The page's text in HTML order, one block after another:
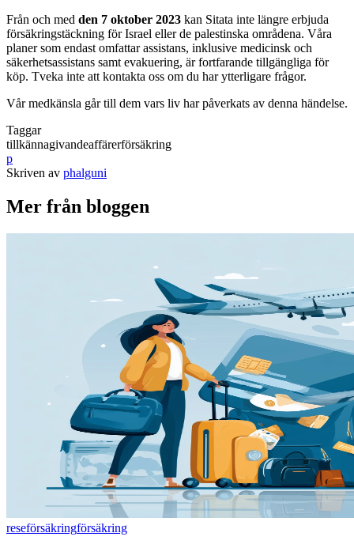
Från och med den 7 oktober 2023 kan Sitata inte längre erbjuda
försäkringstäckning för Israel eller de palestinska områdena. Våra
planer som endast omfattar assistans, inklusive medicinsk och
säkerhetsassistans samt evakuering, är fortfarande tillgängliga för
köp. Tveka inte att kontakta oss om du har ytterligare frågor.
Vår medkänsla går till dem vars liv har påverkats av denna händelse.
Taggar
tillkännagivandeaffärerförsäkring
p
Skriven av phalguni
Mer från bloggen
reseförsäkringförsäkring